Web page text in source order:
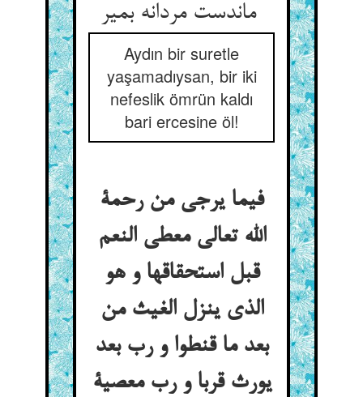
ماندست مردانه بمیر
Aydın bir suretle
yaşamadıysan, bir iki
nefeslik ömrün kaldı
bari ercesine öl!
فیما یرجی من رحمة
الله تعالی معطی النعم
قبل استحقاقها و هو
الذی ینزل الغیث من
بعد ما قنطوا و رب بعد
یورث قربا و رب معصیة